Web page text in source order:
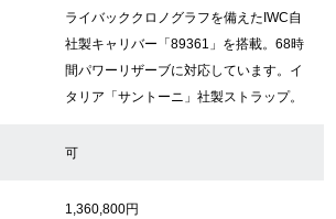
简体中文
한국어
ライバッククロノグラフを備えたIWC自
社製キャリバー「89361」を搭載。68時
間パワーリザーブに対応しています。イ
タリア「サントーニ」社製ストラップ。
可
1,360,800円